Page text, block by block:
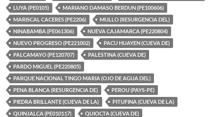
LUYA (PE0105)
MARIANO DAMASO BERDUN (PE100606)
MARISCAL CACERES (PE2206)
MULLO (RESURGENCIA DEL)
NINABAMBA (PE061306)
NUEVA CAJAMARCA (PE220804)
NUEVO PROGRESO (PE221002)
PACU HUAYEN (CUEVA DE)
PALCAMAYO (PE120707)
PALESTINA (CUEVA DE)
PARDO MIGUEL (PE220805)
PARQUE NACIONAL TINGO MARIA (OJO DE AGUA DEL)
PENA BLANCA (RESURGENCIA DE)
PEROU (PAYS-PE)
PIEDRA BRILLANTE (CUEVA DE LA)
PITUFINA (CUEVA DE LA)
QUINJALCA (PE010117)
QUIOCTA (CUEVA DE)